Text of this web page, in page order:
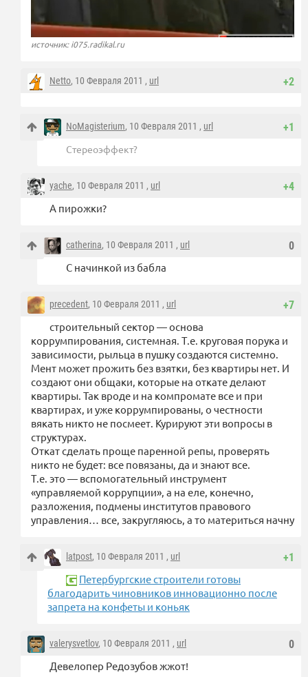
источник: i075.radikal.ru
+2
Netto, 10 Февраля 2011 , url
+1
NoMagisterium, 10 Февраля 2011 , url
Стереоэффект?
+4
yache, 10 Февраля 2011 , url
А пирожки?
0
catherina, 10 Февраля 2011 , url
С начинкой из бабла
+7
precedent, 10 Февраля 2011 , url
строительный сектор — основа
коррумпирования, системная. Т.е. круговая порука и
зависимости, рыльца в пушку создаются системно.
Мент может прожить без взятки, без квартиры нет. И
создают они общаки, которые на откате делают
квартиры. Так вроде и на компромате все и при
квартирах, и уже коррумпированы, о честности
вякать никто не посмеет. Курируют эти вопросы в
структурах.
Откат сделать проще паренной репы, проверять
никто не будет: все повязаны, да и знают все.
Т.е. это — вспомогательный инструмент
«управляемой коррупции», а на еле, конечно,
разложения, подмены институтов правового
управления… все, закругляюсь, а то материться начну
+1
latpost, 10 Февраля 2011 , url
Петербургские строители готовы
благодарить чиновников инновационно после
запрета на конфеты и коньяк
0
valerysvetlov, 10 Февраля 2011 , url
Девелопер Редозубов жжот!